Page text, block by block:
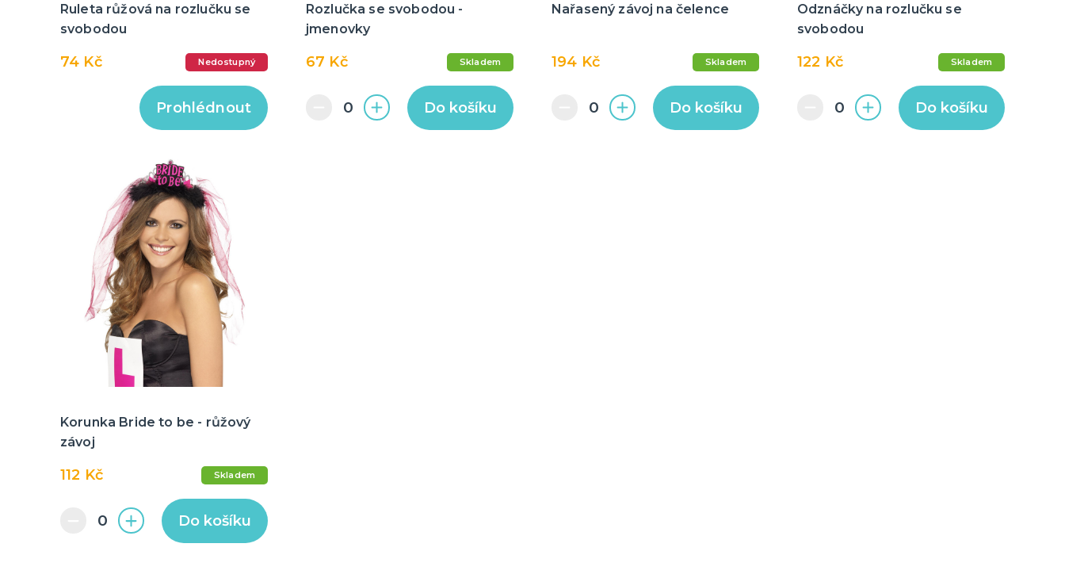
Ruleta růžová na rozlučku se
svobodou
74 Kč Nedostupný
Prohlédnout
Rozlučka se svobodou -
jmenovky
67 Kč Skladem
Do košíku
Nařasený závoj na čelence
194 Kč Skladem
Do košíku
Odznáčky na rozlučku se
svobodou
122 Kč Skladem
Do košíku
Korunka Bride to be - růžový
závoj
112 Kč Skladem
Do košíku